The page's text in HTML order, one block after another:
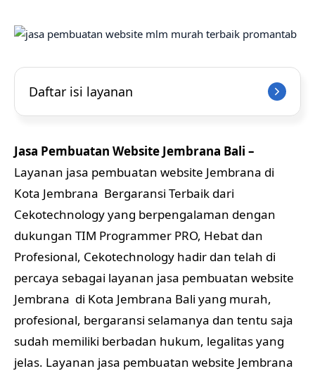
Daftar isi layanan
Jasa Pembuatan Website Jembrana Bali –
Layanan jasa pembuatan website Jembrana di
Kota Jembrana Bergaransi Terbaik dari
Cekotechnology yang berpengalaman dengan
dukungan TIM Programmer PRO, Hebat dan
Profesional, Cekotechnology hadir dan telah di
percaya sebagai layanan jasa pembuatan website
Jembrana di Kota Jembrana Bali yang murah,
profesional, bergaransi selamanya dan tentu saja
sudah memiliki berbadan hukum, legalitas yang
jelas. Layanan jasa pembuatan website Jembrana